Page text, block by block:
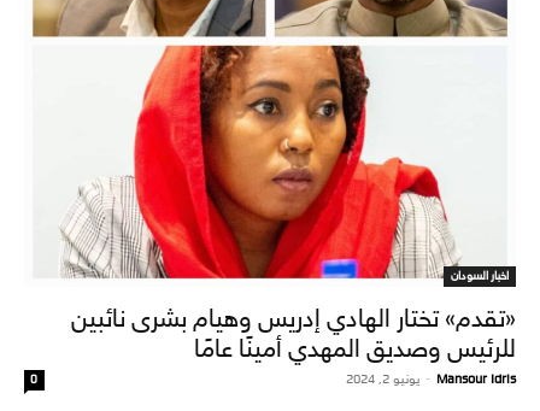
اخبار السودان
«تقدم» تختار الهادي إدريس وهيام بشرى نائبين
للرئيس وصديق المهدي أمينًا عامًا
Mansour Idris
- يونيو 2, 2024 0